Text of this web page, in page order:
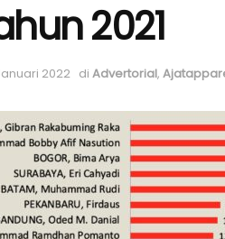
2021
2022 di Advertorial,